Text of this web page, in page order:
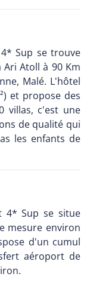
Sup se trouve
Atoll à 90 Km
Malé. L'hôtel
et propose des
villas, c'est une
de qualité qui
les enfants de
4* Sup se situe
mesure environ
d'un cumul
aéroport de